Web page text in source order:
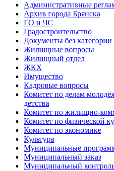
Административные
Архив города Брянска
ГО и ЧС
Градостроительство
Документы без категории
Жилищные вопросы
Жилищный отдел
ЖКХ
Имущество
Кадровые вопросы
Комитет по делам
детства
Комитет по жилищно-
Комитет по физической
Комитет по экономике
Культура
Муниципальные
Муниципальный заказ
Муниципальный